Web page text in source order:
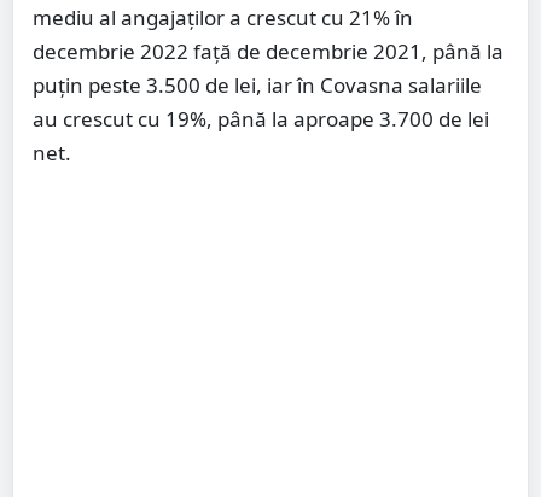
mediu al angajaţilor a crescut cu 21% în
decembrie 2022 faţă de decembrie 2021, până la
puţin peste 3.500 de lei, iar în Covasna salariile
au crescut cu 19%, până la aproape 3.700 de lei
net.